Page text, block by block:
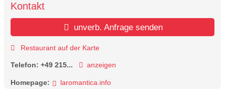
Kontakt
unverb. Anfrage senden
Restaurant auf der Karte
Telefon: +49 215... anzeigen
Homepage: laromantica.info